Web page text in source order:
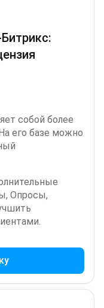
собой более
На его базе можно
Опросы,